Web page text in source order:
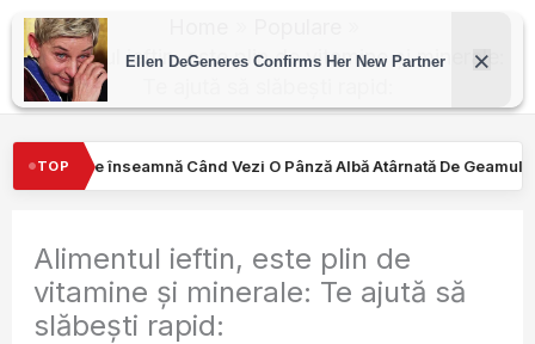
Skip
content
Alimentul ieftin, este plin de vitamine și minerale:
TOP
Vezi O Pânză Albă Atârnată De Geamul Unei Mașini. Semnalul…
Alimentul ieftin, este plin de
vitamine și minerale: Te ajută să
slăbești rapid: